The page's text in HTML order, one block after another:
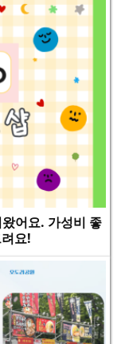
왔어요. 가성비 좋
요!